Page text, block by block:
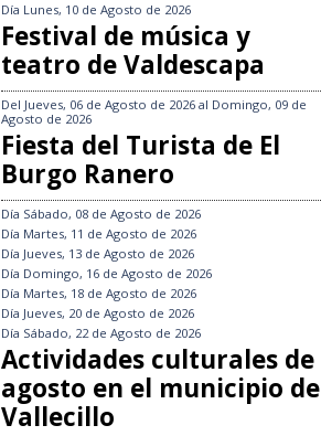
Día Lunes, 10 de Agosto de 2026
Festival de música y
teatro de Valdescapa
Del Jueves, 06 de Agosto de 2026 al Domingo, 09 de
Agosto de 2026
Fiesta del Turista de El
Burgo Ranero
Día Sábado, 08 de Agosto de 2026
Día Martes, 11 de Agosto de 2026
Día Jueves, 13 de Agosto de 2026
Día Domingo, 16 de Agosto de 2026
Día Martes, 18 de Agosto de 2026
Día Jueves, 20 de Agosto de 2026
Día Sábado, 22 de Agosto de 2026
Actividades culturales de
agosto en el municipio de
Vallecillo